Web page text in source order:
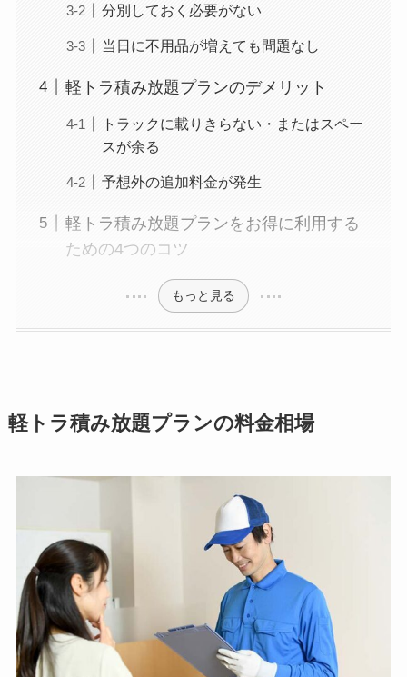
分別しておく必要がない
当日に不用品が増えても問題なし
軽トラ積み放題プランのデメリット
トラックに載りきらない・またはスペー
スが余る
予想外の追加料金が発生
軽トラ積み放題プランをお得に利用する
ための4つのコツ
もっと見る
軽トラ積み放題プランの料金相場